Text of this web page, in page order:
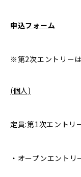
申込フォーム
※第2次エントリー
(個人)
定員:第1次エントリ
‧オープンエントリ